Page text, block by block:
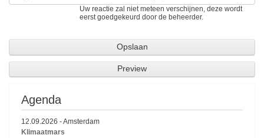
Uw reactie zal niet meteen verschijnen, deze wordt
eerst goedgekeurd door de beheerder.
Agenda
12.09.2026 -Amsterdam
Klimaatmars